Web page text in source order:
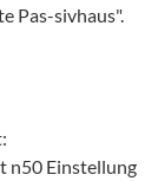
Pas-sivhaus".
n50 Einstellung